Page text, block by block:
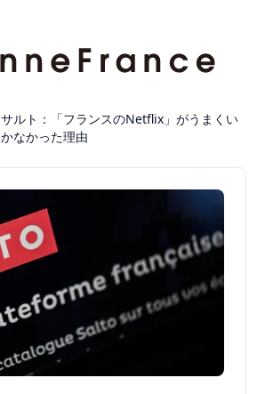
サルト：「フランスのNetflix」がうまくい
かなかった理由